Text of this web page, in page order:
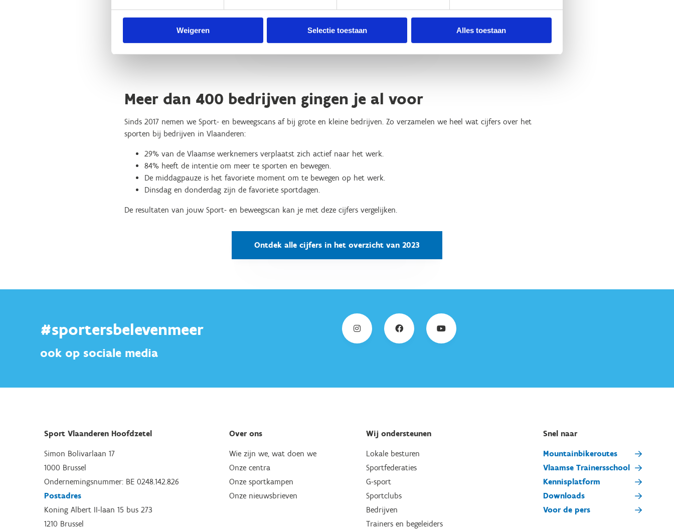
Weigeren Selectie toestaan Alles toestaan
Vraag de gratis Sport- en beweegscan aan
Meer dan 400 bedrijven gingen je al voor
Sinds 2017 nemen we Sport- en beweegscans af bij grote en kleine bedrijven. Zo verzamelen we heel wat cijfers over het
sporten bij bedrijven in Vlaanderen:
29% van de Vlaamse werknemers verplaatst zich actief naar het werk.
84% heeft de intentie om meer te sporten en bewegen.
De middagpauze is het favoriete moment om te bewegen op het werk.
Dinsdag en donderdag zijn de favoriete sportdagen.
De resultaten van jouw Sport- en beweegscan kan je met deze cijfers vergelijken.
Ontdek alle cijfers in het overzicht van 2023
#sportersbelevenmeer
ook op sociale media
Sport Vlaanderen Hoofdzetel
Simon Bolivarlaan 17
1000 Brussel
Ondernemingsnummer: BE 0248.142.826
Postadres
Koning Albert II-laan 15 bus 273
1210 Brussel
Over ons
Wie zijn we, wat doen we
Onze centra
Onze sportkampen
Onze nieuwsbrieven
Wij ondersteunen
Lokale besturen
Sportfederaties
G-sport
Sportclubs
Bedrijven
Trainers en begeleiders
Snel naar
Mountainbikeroutes
Vlaamse Trainersschool
Kennisplatform
Downloads
Voor de pers